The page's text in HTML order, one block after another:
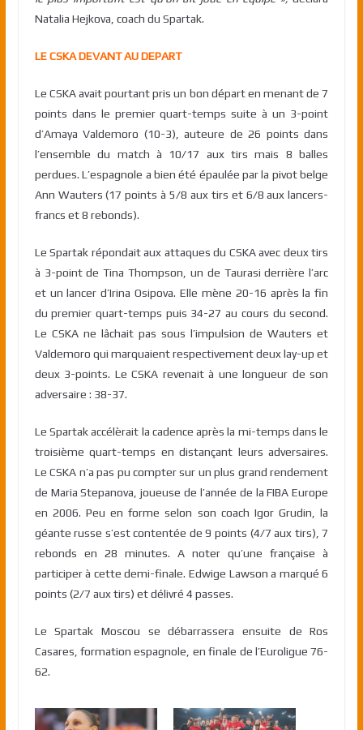
Natalia Hejkova, coach du Spartak.
LE CSKA DEVANT AU DEPART
Le CSKA avait pourtant pris un bon départ en menant de 7
points dans le premier quart-temps suite à un 3-point
d’Amaya Valdemoro (10-3), auteure de 26 points dans
l’ensemble du match à 10/17 aux tirs mais 8 balles
perdues. L’espagnole a bien été épaulée par la pivot belge
Ann Wauters (17 points à 5/8 aux tirs et 6/8 aux lancers-
francs et 8 rebonds).
Le Spartak répondait aux attaques du CSKA avec deux tirs
à 3-point de Tina Thompson, un de Taurasi derrière l’arc
et un lancer d’Irina Osipova. Elle mène 20-16 après la fin
du premier quart-temps puis 34-27 au cours du second.
Le CSKA ne lâchait pas sous l’impulsion de Wauters et
Valdemoro qui marquaient respectivement deux lay-up et
deux 3-points. Le CSKA revenait à une longueur de son
adversaire : 38-37.
Le Spartak accélèrait la cadence après la mi-temps dans le
troisième quart-temps en distançant leurs adversaires.
Le CSKA n’a pas pu compter sur un plus grand rendement
de Maria Stepanova, joueuse de l’année de la FIBA Europe
en 2006. Peu en forme selon son coach Igor Grudin, la
géante russe s’est contentée de 9 points (4/7 aux tirs), 7
rebonds en 28 minutes. A noter qu’une française à
participer à cette demi-finale. Edwige Lawson a marqué 6
points (2/7 aux tirs) et délivré 4 passes.
Le Spartak Moscou se débarrassera ensuite de Ros
Casares, formation espagnole, en finale de l’Euroligue 76-
62.